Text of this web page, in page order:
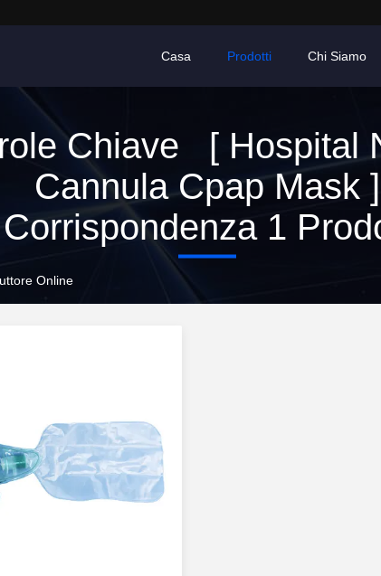
Casa Prodotti Chi Siamo
Chiave [ Hospital
Cannula Cpap Mask ]
Corrispondenza 1
Online